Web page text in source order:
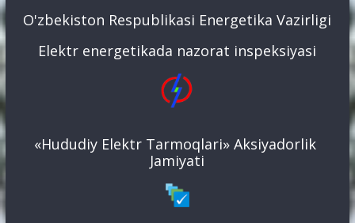
O'zbekiston Respublikasi Energetika Vazirligi
Elektr energetikada nazorat inspeksiyasi
«Hududiy Elektr Tarmoqlari» Aksiyadorlik
Jamiyati